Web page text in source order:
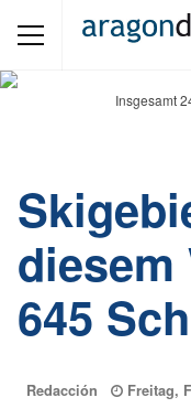
Insgesamt
diesem
645
Redacción Freitag,